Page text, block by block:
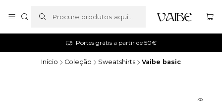
Portes grátis a partir de 50€
Início Coleção Sweatshirts Vaibe basic